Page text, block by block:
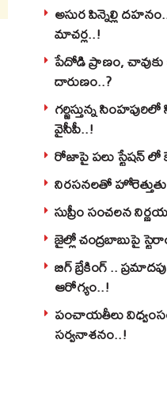
అసుర పిన్నెల్లి
మాచర్ల..!
పేదోడి ప్రాణం,
దారుణం..?
గర్జిస్తున్న
వైసీపీ..!
రోజాపై పలు స్టేషన్ లో
నిరసనలతో
సుప్రీం సంచలన
జైల్లో చంద్రబాబుపై
బిగ్ బ్రేకింగ్ ..
ఆరోగ్యం..!
పంచాయతీలు
సర్వనాశనం..!